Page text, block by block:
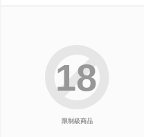
限制級商品
18